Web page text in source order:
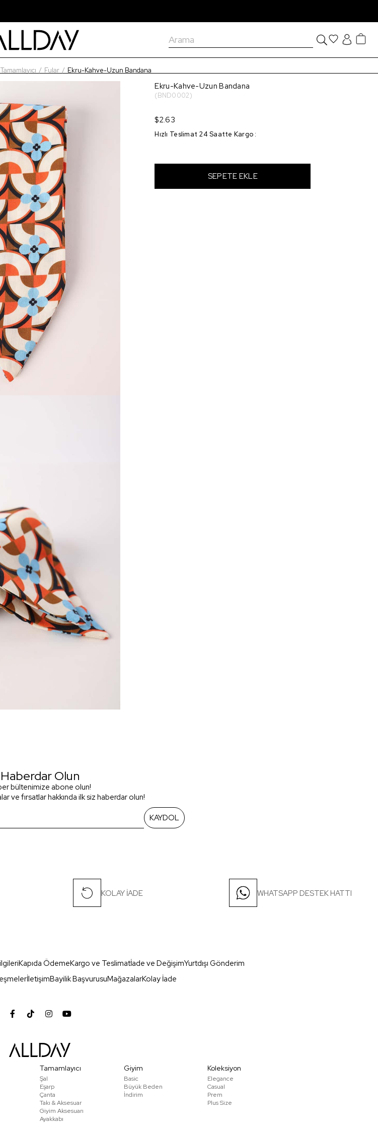
Tamamlayıcı Fular Ekru-Kahve-Uzun Bandana
Ekru-Kahve-Uzun Bandana
(BND0002)
$2.63
Hızlı Teslimat 24 Saatte Kargo :
Haberdar Olun
bültenimize abone olun!
ve fırsatlar hakkında ilk siz haberdar olun!
KAYDOL
KOLAY İADE WHATSAPP DESTEK HATTI
Kapıda ÖdemeKargo ve Teslimatİade ve DeğişimYurtdışı Gönderim
İletişimBayilik BaşvurusuMağazalarKolay İade
Tamamlayıcı
Şal
Eşarp
Çanta
Takı & Aksesuar
Giyim Aksesuarı
Ayakkabı
Giyim
Basic
Büyük Beden
İndirim
Koleksiyon
Elegance
Casual
Prem
Plus Size